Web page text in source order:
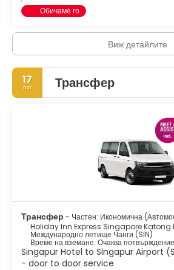
Обичаме го
Виж детайлите
17
окт Трансфер
Трансфер - Частен: Икономична
Holiday Inn Express Singapore Katong
Международно летище Чанги (SIN)
Време на вземане: Очаква потвърждение
Singapur Hotel to Singapur Airport
- door to door service